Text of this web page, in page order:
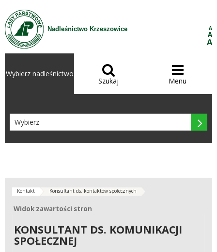
Przejdź do treści
Nadleśnictwo Krzeszowice A
A
A
Wybierz nadleśnictwo 
Szukaj

Menu

Kontakt Konsultant ds. kontaktów społecznych
Widok zawartości stron
Widok zawartości stron
KONSULTANT DS. KOMUNIKACJI
SPOŁECZNEJ